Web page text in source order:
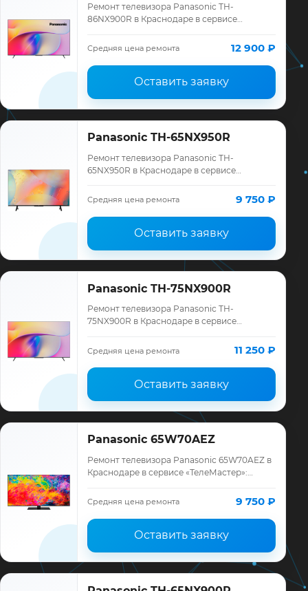
Ремонт телевизора Panasonic TH-
86NX900R в Краснодаре в сервисе
Panasonic, смета до ремонта, запчасти и
Средняя цена ремонта 12 900 ₽
Оставить заявку
Panasonic TH-65NX950R
Ремонт телевизора Panasonic TH-
65NX950R в Краснодаре в сервисе
Panasonic, смета до ремонта, запчасти и
гарантия до 12 мес…
Средняя цена ремонта 9 750 ₽
Оставить заявку
Panasonic TH-75NX900R
Ремонт телевизора Panasonic TH-
75NX900R в Краснодаре в сервисе
Panasonic, смета до ремонта, запчасти и
гарантия до 12 мес…
Средняя цена ремонта 11 250 ₽
Оставить заявку
Panasonic 65W70AEZ
Ремонт телевизора Panasonic 65W70AEZ в
Краснодаре в сервисе «ТелеМастер»:
ремонта, запчасти и гарантия до 12
месяце…
Средняя цена ремонта 9 750 ₽
Оставить заявку